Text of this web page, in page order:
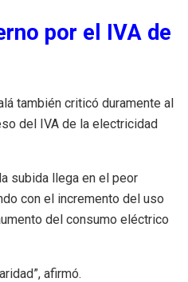
por el IVA de
también criticó duramente al
del IVA de la electricidad
subida llega en el peor
con el incremento del uso
del consumo eléctrico
afirmó.